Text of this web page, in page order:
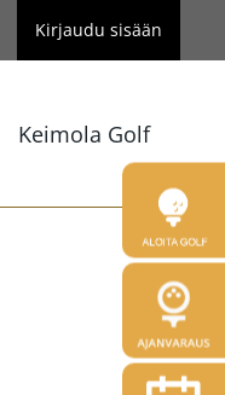
Kirjaudu sisään
Keimola Golf